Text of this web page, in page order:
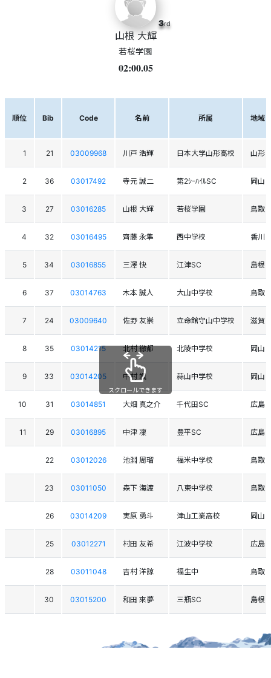
3rd
山根 大輝
若桜学園
02:00.05
順位 Bib Code 名前 所属 地域
1 21 03009968 川戸 浩輝 日本大学山形高校 山形
2 36 03017492 寺元 誠二 第2ｼｰﾊｲﾙSC 岡山
3 27 03016285 山根 大輝 若桜学園 鳥取
4 32 03016495 齊藤 永隼 西中学校 香川
5 34 03016855 三澤 快 江津SC 島根
6 37 03014763 木本 誠人 大山中学校 鳥取
7 24 03009640 佐野 友崇 立命館守山中学校 滋賀
8 35 03014215 北村 徹都 北陵中学校 岡山
9 33 03014205 中村 颯 蒜山中学校 岡山
10 31 03014851 大畑 真之介 千代田SC 広島
11 29 03016895 中津 凜 豊平SC 広島
22 03012026 池淵 周瑠 福米中学校 鳥取
23 03011050 森下 海渡 八東中学校 鳥取
26 03014209 実原 勇斗 津山工業高校 岡山
25 03012271 村田 友希 江波中学校 広島
28 03011048 吉村 洋諒 福生中 鳥取
30 03015200 和田 來夢 三瓶SC 島根
スクロールできます